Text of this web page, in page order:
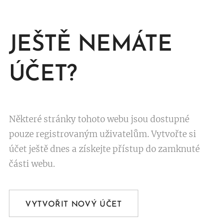
JEŠTĚ NEMÁTE
ÚČET?
Některé stránky tohoto webu jsou dostupné
pouze registrovaným uživatelům. Vytvořte si
účet ještě dnes a získejte přístup do zamknuté
části webu.
VYTVOŘIT NOVÝ ÚČET